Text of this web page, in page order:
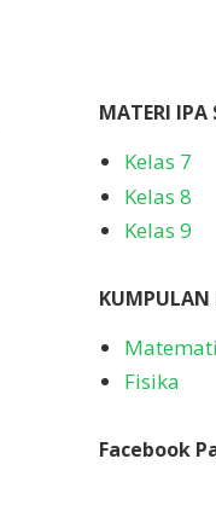
MATERI IPA
Kelas 7
Kelas 8
Kelas 9
KUMPULAN
Fisika
Facebook